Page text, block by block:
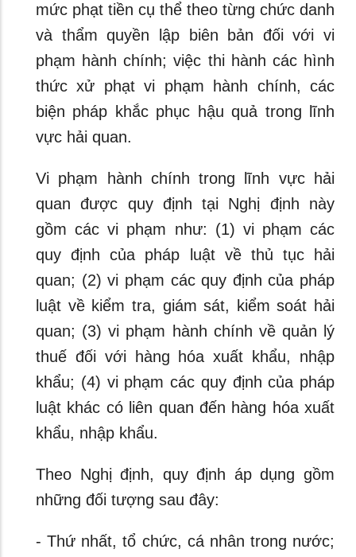
mức phạt tiền cụ thể theo từng chức danh
và thẩm quyền lập biên bản đối với vi
phạm hành chính; việc thi hành các hình
thức xử phạt vi phạm hành chính, các
biện pháp khắc phục hậu quả trong lĩnh
vực hải quan.
Vi phạm hành chính trong lĩnh vực hải
quan được quy định tại Nghị định này
gồm các vi phạm như: (1) vi phạm các
quy định của pháp luật về thủ tục hải
quan; (2) vi phạm các quy định của pháp
luật về kiểm tra, giám sát, kiểm soát hải
quan; (3) vi phạm hành chính về quản lý
thuế đối với hàng hóa xuất khẩu, nhập
khẩu; (4) vi phạm các quy định của pháp
luật khác có liên quan đến hàng hóa xuất
khẩu, nhập khẩu.
Theo Nghị định, quy định áp dụng gồm
những đối tượng sau đây:
- Thứ nhất, tổ chức, cá nhân trong nước;